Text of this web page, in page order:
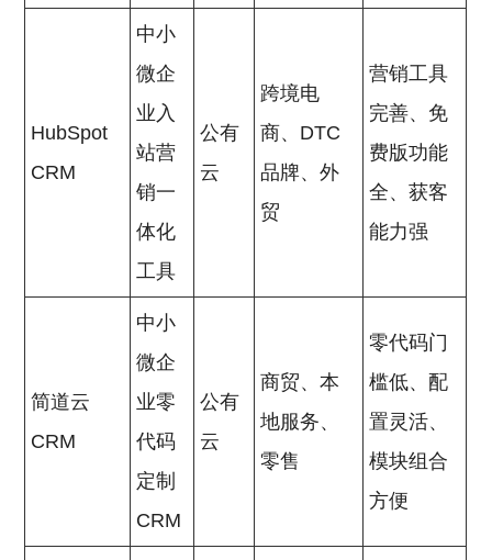
HubSpot
CRM
中小
微企
业入
站营
销一
体化
工具
公有
云
跨境电
商、DTC
品牌、外
贸
营销工具
完善、免
费版功能
全、获客
能力强
简道云
CRM
中小
微企
业零
代码
定制
CRM
公有
云
商贸、本
地服务、
零售
零代码门
槛低、配
置灵活、
模块组合
方便